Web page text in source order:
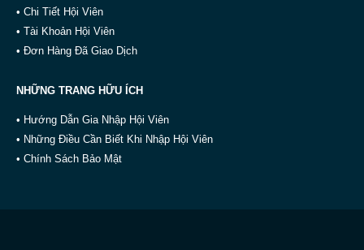
• Chi Tiết Hội Viên
• Tài Khoản Hội Viên
• Đơn Hàng Đã Giao Dịch
NHỮNG TRANG HỮU ÍCH
• Hướng Dẫn Gia Nhập Hội Viên
• Những Điều Cần Biết Khi Nhập Hội Viên
• Chính Sách Bảo Mật